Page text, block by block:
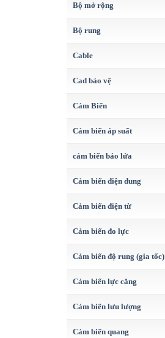
Bộ mở rộng
Bộ rung
Cable
Cad bảo vệ
Cảm Biến
Cảm biến áp suất
cảm biến báo lửa
Cảm biến điện dung
Cảm biến điện từ
Cảm biến đo lực
Cảm biến độ rung (gia tốc)
Cảm biến lực căng
Cảm biến lưu lượng
Cảm biến quang